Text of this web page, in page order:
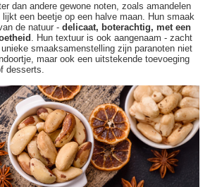
dan andere gewone noten, zoals amandelen
een beetje op een halve maan. Hun smaak
de natuur - delicaat, boterachtig, met een
. Hun textuur is ook aangenaam - zacht
smaaksamenstelling zijn paranoten niet
maar ook een uitstekende toevoeging
desserts.